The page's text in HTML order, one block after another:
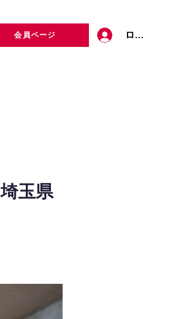
会員ページ ログイン
埼玉県